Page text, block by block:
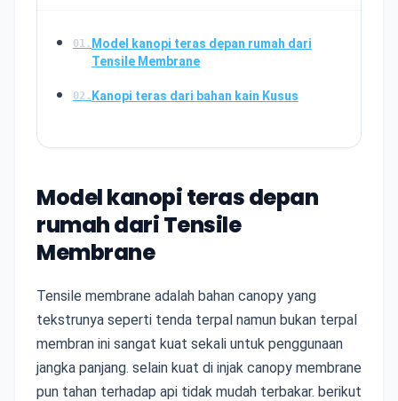
01. Model kanopi teras depan rumah dari
Tensile Membrane
02. Kanopi teras dari bahan kain Kusus
Model kanopi teras depan
rumah dari Tensile
Membrane
Tensile membrane adalah bahan canopy yang
tekstrunya seperti tenda terpal namun bukan terpal
membran ini sangat kuat sekali untuk penggunaan
jangka panjang. selain kuat di injak canopy membrane
pun tahan terhadap api tidak mudah terbakar. berikut